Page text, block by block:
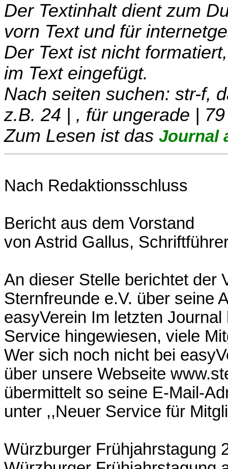
Der Textinhalt dient zum
vorn Text und für
Der Text ist nicht
im Text eingefügt.
Nach seiten suchen: str-f,
z.B. 24 | , für ungerade | 79
Zum Lesen ist das Journal
Nach Redaktionsschluss
Bericht aus dem Vorstand
von Astrid Gallus,
An dieser Stelle berichtet der
Sternfreunde e.V. über seine
easyVerein Im letzten
Service hingewiesen, viele
Wer sich noch nicht bei
über unsere Webseite
übermittelt so seine E-Mail-
unter ,,Neuer Service für
Würzburger Frühjahrstagung